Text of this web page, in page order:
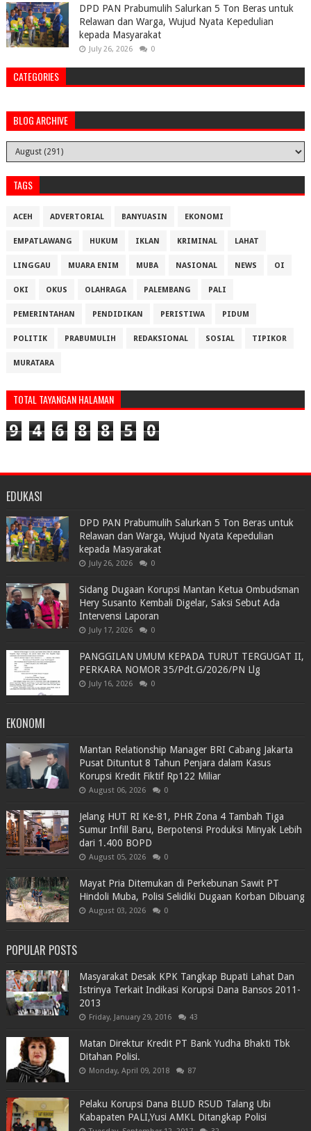
DPD PAN Prabumulih Salurkan 5 Ton Beras untuk
Relawan dan Warga, Wujud Nyata Kepedulian
kepada Masyarakat
July 26, 2026 0
CATEGORIES
BLOG ARCHIVE
TAGS
ACEH ADVERTORIAL BANYUASIN EKONOMI
EMPATLAWANG HUKUM IKLAN KRIMINAL LAHAT
LINGGAU MUARA ENIM MUBA NASIONAL NEWS OI
OKI OKUS OLAHRAGA PALEMBANG PALI
PEMERINTAHAN PENDIDIKAN PERISTIWA PIDUM
POLITIK PRABUMULIH REDAKSIONAL SOSIAL TIPIKOR
MURATARA
TOTAL TAYANGAN HALAMAN
9 4 6 8 8 5 0
EDUKASI
DPD PAN Prabumulih Salurkan 5 Ton Beras untuk
Relawan dan Warga, Wujud Nyata Kepedulian
kepada Masyarakat
July 26, 2026 0
Sidang Dugaan Korupsi Mantan Ketua Ombudsman
Hery Susanto Kembali Digelar, Saksi Sebut Ada
Intervensi Laporan
July 17, 2026 0
PANGGILAN UMUM KEPADA TURUT TERGUGAT II,
PERKARA NOMOR 35/Pdt.G/2026/PN Llg
July 16, 2026 0
EKONOMI
Mantan Relationship Manager BRI Cabang Jakarta
Pusat Dituntut 8 Tahun Penjara dalam Kasus
Korupsi Kredit Fiktif Rp122 Miliar
August 06, 2026 0
Jelang HUT RI Ke-81, PHR Zona 4 Tambah Tiga
Sumur Infill Baru, Berpotensi Produksi Minyak Lebih
dari 1.400 BOPD
August 05, 2026 0
Mayat Pria Ditemukan di Perkebunan Sawit PT
Hindoli Muba, Polisi Selidiki Dugaan Korban Dibuang
August 03, 2026 0
POPULAR POSTS
Masyarakat Desak KPK Tangkap Bupati Lahat Dan
Istrinya Terkait Indikasi Korupsi Dana Bansos 2011-
2013
Friday, January 29, 2016 43
Matan Direktur Kredit PT Bank Yudha Bhakti Tbk
Ditahan Polisi.
Monday, April 09, 2018 87
Pelaku Korupsi Dana BLUD RSUD Talang Ubi
Kabapaten PALI,Yusi AMKL Ditangkap Polisi